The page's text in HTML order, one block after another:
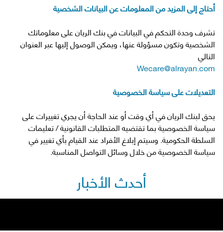
أحتاج إلى المزيد من المعلومات عن البيانات الشخصية
تشرف وحدة التحكم في البيانات في بنك الريان على معلوماتك
الشخصية وتكون مسؤولة عنها، ويمكن الوصول إليها عبر العنوان
التالي
Wecare@alrayan.com
التعديلات على سياسة الخصوصية
يحق لبنك الريان في أي وقت أو عند الحاجة أن يجري تغييرات على
سياسة الخصوصية بما تقتضيه المتطلبات القانونية / تعليمات
السلطة الحكومية. وسيتم إبلاغ الأفراد عند القيام بأي تغيير في
سياسة الخصوصية من خلال وسائل التواصل المناسبة.
أحدث الأخبار